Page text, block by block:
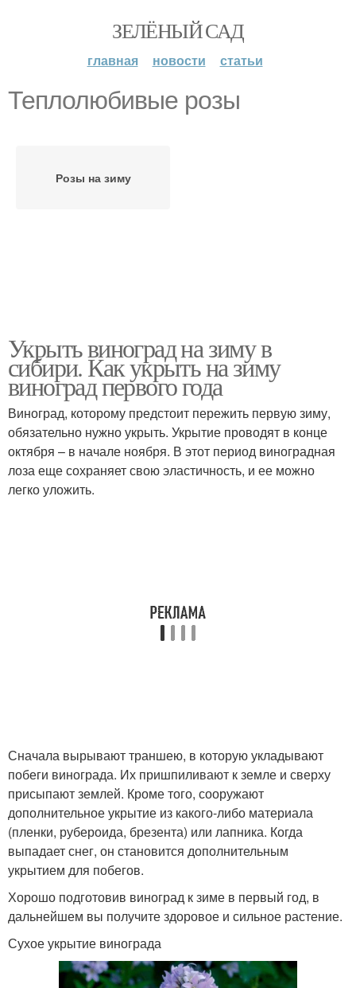
ЗЕЛЁНЫЙ САД
главная новости статьи
Теплолюбивые розы
Розы на зиму
Укрыть виноград на зиму в
сибири. Как укрыть на зиму
виноград первого года
Виноград, которому предстоит пережить первую зиму,
обязательно нужно укрыть. Укрытие проводят в конце
октября – в начале ноября. В этот период виноградная
лоза еще сохраняет свою эластичность, и ее можно
легко уложить.
Сначала вырывают траншею, в которую укладывают
побеги винограда. Их пришпиливают к земле и сверху
присыпают землей. Кроме того, сооружают
дополнительное укрытие из какого-либо материала
(пленки, рубероида, брезента) или лапника. Когда
выпадает снег, он становится дополнительным
укрытием для побегов.
Хорошо подготовив виноград к зиме в первый год, в
дальнейшем вы получите здоровое и сильное растение.
Сухое укрытие винограда